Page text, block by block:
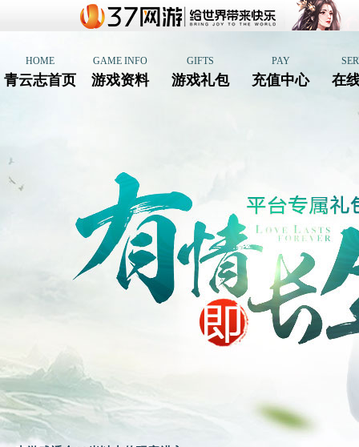
HOME
青云志首页
GAME INFO
游戏资料
GIFTS
游戏礼包
PAY
充值中心 在